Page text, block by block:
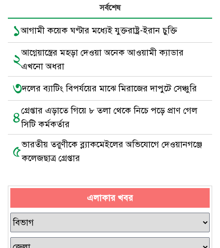
সর্বশেষ
১আগামী কয়েক ঘণ্টার মধ্যেই যুক্তরাষ্ট্র-ইরান চুক্তি
২আগ্নেয়াস্ত্রের মহড়া দেওয়া অনেক আওয়ামী ক্যাডার
এখনো অধরা
৩দলের ব্যাটিং বিপর্যয়ের মাঝে মিরাজের দাপুটে সেঞ্চুরি
৪গ্রেপ্তার এড়াতে গিয়ে ৮ তলা থেকে নিচে পড়ে প্রাণ গেল
সিটি কর্মকর্তার
৫ভারতীয় তরুণীকে ব্ল্যাকমেইলের অভিযোগে দেওয়ানগঞ্জে
কলেজছাত্র গ্রেপ্তার
এলাকার খবর